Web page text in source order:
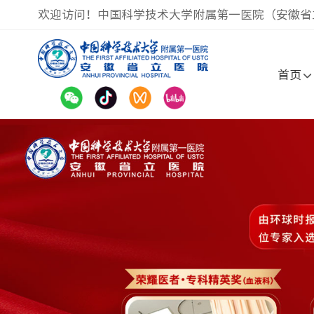
欢迎访问！中国科学技术大学附属第一医院（安徽
首页